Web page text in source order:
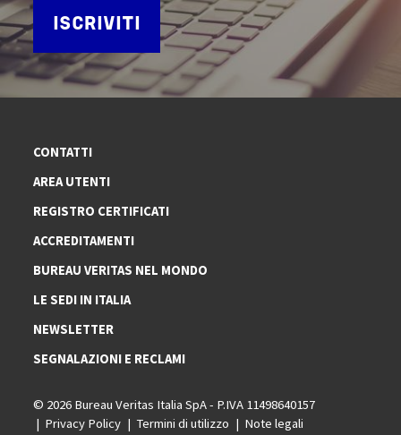
ISCRIVITI
CONTATTI
AREA UTENTI
REGISTRO CERTIFICATI
ACCREDITAMENTI
BUREAU VERITAS NEL MONDO
LE SEDI IN ITALIA
NEWSLETTER
SEGNALAZIONI E RECLAMI
© 2026 Bureau Veritas Italia SpA - P.IVA 11498640157
Privacy Policy
Termini di utilizzo
Note legali